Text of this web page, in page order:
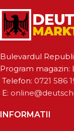
Bulevardul
Program magazin:
Telefon: 0721 586
E:
INFORMATII